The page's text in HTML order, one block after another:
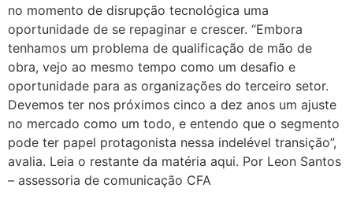
no momento de disrupção tecnológica uma
oportunidade de se repaginar e crescer. “Embora
tenhamos um problema de qualificação de mão de
obra, vejo ao mesmo tempo como um desafio e
oportunidade para as organizações do terceiro setor.
Devemos ter nos próximos cinco a dez anos um ajuste
no mercado como um todo, e entendo que o segmento
pode ter papel protagonista nessa indelével transição”,
avalia. Leia o restante da matéria aqui. Por Leon Santos
– assessoria de comunicação CFA